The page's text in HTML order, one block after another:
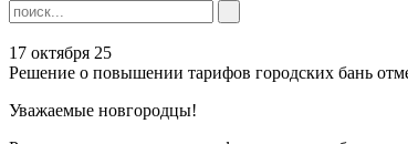
17 октября 25
Решение о повышении тарифов городских бань
Уважаемые новгородцы!